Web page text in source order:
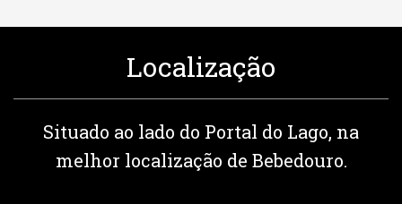
Localização
Situado ao lado do Portal do Lago, na
melhor localização de Bebedouro.